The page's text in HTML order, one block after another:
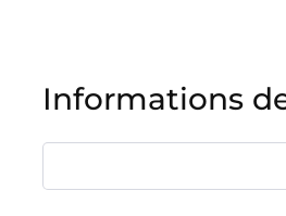
Informations